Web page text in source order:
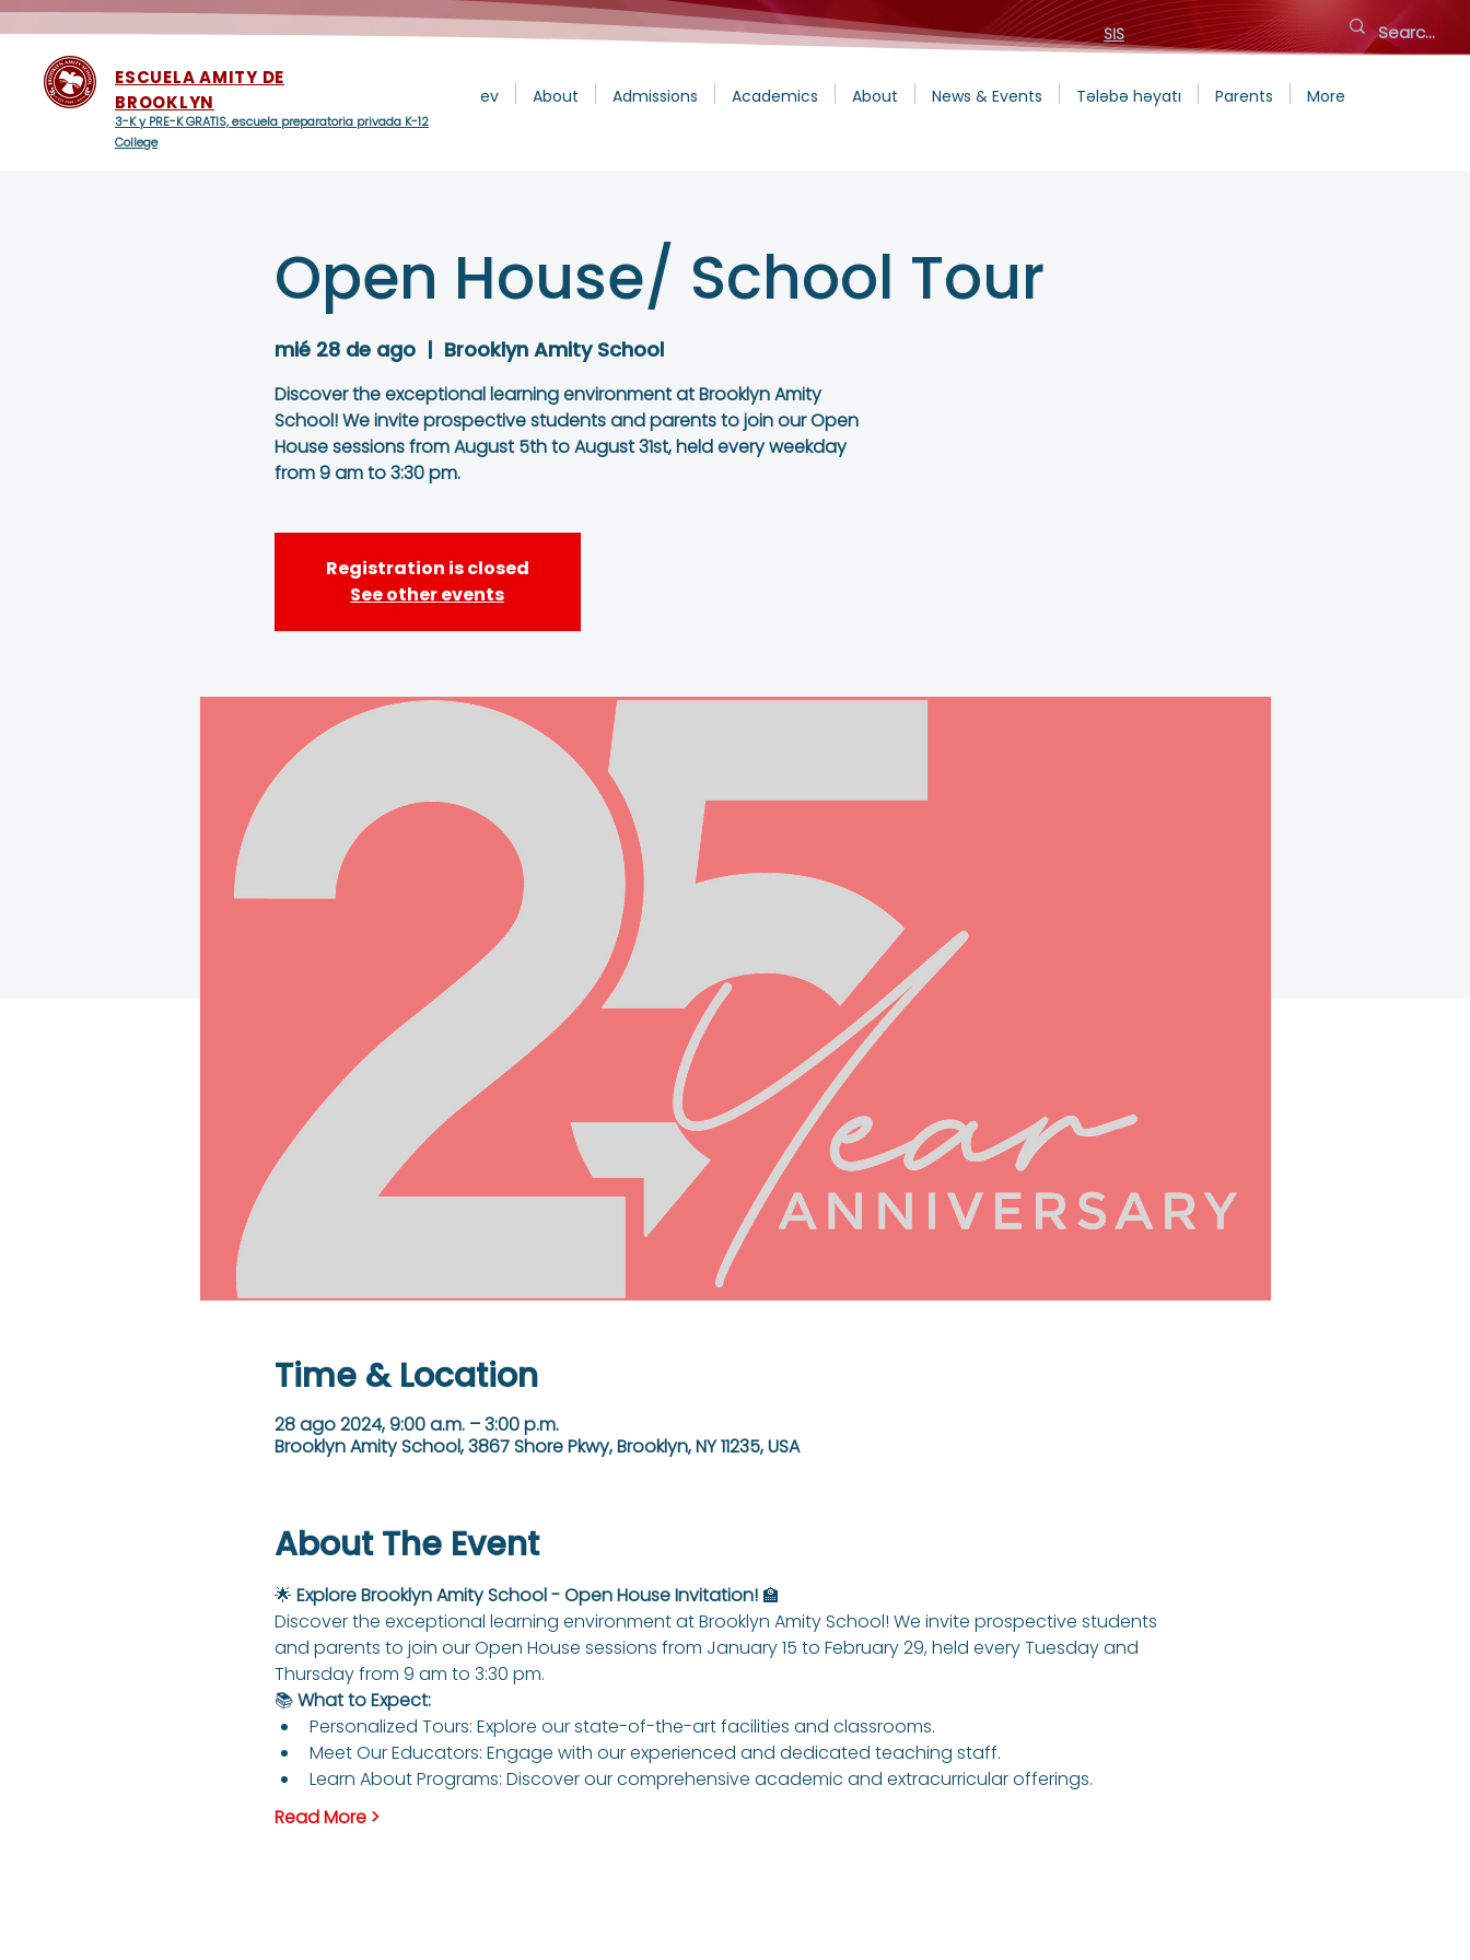
SIS
ESCUELA AMITY DE
BROOKLYN
3-K y PRE-K GRATIS, escuela preparatoria privada K-12
College
ev About Admissions Academics About News & Events Tələbə həyatı Parents More
Open House/ School Tour
mié 28 de ago
  |
Brooklyn Amity School
Discover the exceptional learning environment at Brooklyn Amity
School! We invite prospective students and parents to join our Open
House sessions from August 5th to August 31st, held every weekday
from 9 am to 3:30 pm.
Registration is closed
See other events
Time & Location
28 ago 2024, 9:00 a.m. – 3:00 p.m.
Brooklyn Amity School, 3867 Shore Pkwy, Brooklyn, NY 11235, USA
About The Event
🌟 Explore Brooklyn Amity School - Open House Invitation! 🏫
Discover the exceptional learning environment at Brooklyn Amity School! We invite prospective students
and parents to join our Open House sessions from January 15 to February 29, held every Tuesday and
Thursday from 9 am to 3:30 pm.
📚 What to Expect:
Personalized Tours: Explore our state-of-the-art facilities and classrooms.
Meet Our Educators: Engage with our experienced and dedicated teaching staff.
Learn About Programs: Discover our comprehensive academic and extracurricular offerings.
Read More >